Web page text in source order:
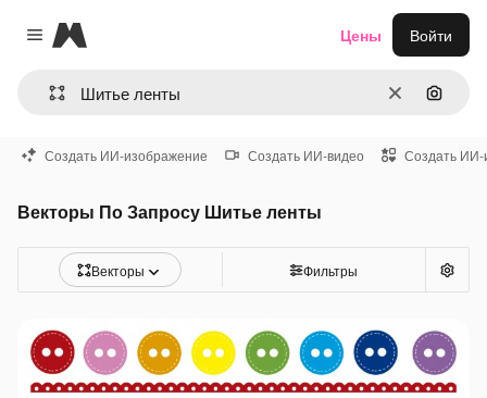
Close menu
Magnific
ОчиститьПоиск
Цены Войти
Создать ИИ-изображение Создать ИИ-видео Создать ИИ-
Векторы По Запросу Шитье ленты
Векторы Фильтры